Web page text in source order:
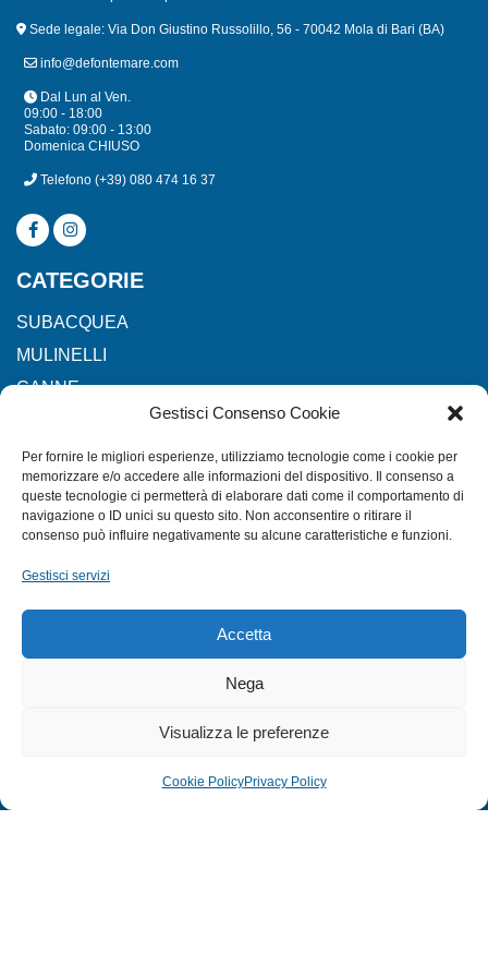
Gestisci Consenso Cookie
Per fornire le migliori esperienze, utilizziamo tecnologie come i cookie per
memorizzare e/o accedere alle informazioni del dispositivo. Il consenso a
queste tecnologie ci permetterà di elaborare dati come il comportamento di
navigazione o ID unici su questo sito. Non acconsentire o ritirare il
consenso può influire negativamente su alcune caratteristiche e funzioni.
Gestisci servizi
Accetta
Nega
Visualizza le preferenze
Cookie PolicyPrivacy Policy
Sede legale: Via Don Giustino Russolillo, 56 - 70042 Mola di Bari (BA)
info@defontemare.com
Dal Lun al Ven.
09:00 - 18:00
Sabato: 09:00 - 13:00
Domenica CHIUSO
Telefono (+39) 080 474 16 37
CATEGORIE
SUBACQUEA
MULINELLI
CANNE
ACCESSORI NAUTICI
ACCESSORI PESCA
EXTRA
PRIVACY POLICY